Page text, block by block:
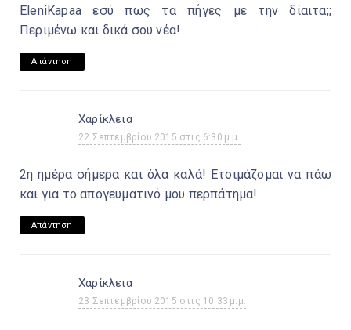
EleniKapaa εσύ πως τα πήγες με την δίαιτα;;
Περιμένω και δικά σου νέα!
Απάντηση
Χαρίκλεια
22 Σεπτεμβρίου 2015 στις 6:30 μ.μ.
2η ημέρα σήμερα και όλα καλά! Ετοιμάζομαι να πάω
και για το απογευματινό μου περπάτημα!
Απάντηση
Χαρίκλεια
23 Σεπτεμβρίου 2015 στις 10:33 μ.μ.